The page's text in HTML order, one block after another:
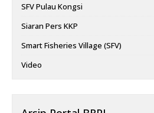
SFV Pulau Kongsi
Siaran Pers KKP
Smart Fisheries Village (SFV)
Video